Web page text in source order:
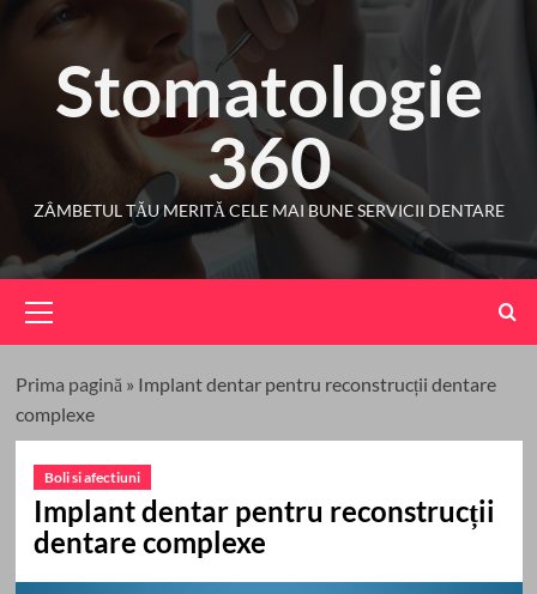
contentStomatologie
360
ZÂMBETUL TĂU MERITĂ CELE MAI BUNE SERVICII DENTARE
Menu
Prima pagină » Implant dentar pentru reconstrucții dentare
complexe
Boli si afectiuni
Implant dentar pentru reconstrucții
dentare complexe